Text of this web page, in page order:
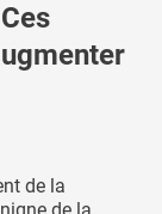
de la